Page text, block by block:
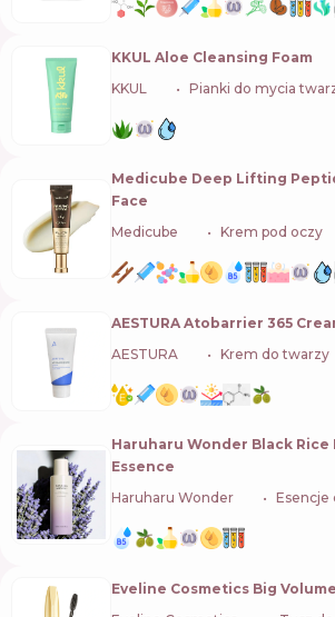
KKUL Aloe Cleansing Foam
KKUL
Pianki do mycia
Medicube Deep Lifting
Face
Medicube
Krem pod oczy
AESTURA Atobarrier 365
AESTURA
Krem do twarzy
Haruharu Wonder Black
Essence
Haruharu Wonder
Esencje
Eveline Cosmetics Big